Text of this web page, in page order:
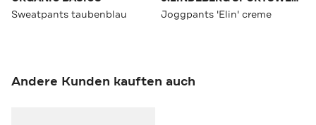
Sweatpants taubenblau Joggpants 'Elin' creme
Andere Kunden kauften auch